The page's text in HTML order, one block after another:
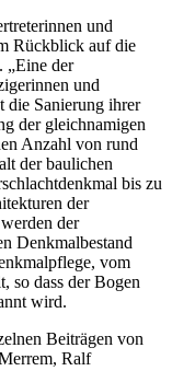
und
Rückblick auf die
„Eine der
und
die Sanierung ihrer
der gleichnamigen
Anzahl von rund
der baulichen
bis zu
der
der
Denkmalbestand
vom
so dass der Bogen
wird.
Beiträgen von
Ralf